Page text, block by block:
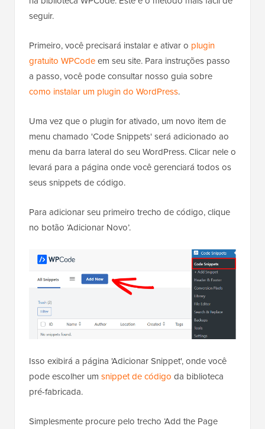
seguir.
Primeiro, você precisará instalar e ativar o plugin
gratuito WPCodeem seu site. Para instruções passo
a passo, você pode consultar nosso guia sobre
como instalar um plugin do WordPress.
Uma vez que o plugin for ativado, um novo item de
menu chamado 'Code Snippets' será adicionado ao
menu da barra lateral do seu WordPress. Clicar nele o
levará para a página onde você gerenciará todos os
seus snippets de código.
Para adicionar seu primeiro trecho de código, clique
no botão ‘Adicionar Novo’.
Isso exibirá a página 'Adicionar Snippet', onde você
pode escolher um snippet de código da biblioteca
pré-fabricada.
Simplesmente procure pelo trecho ‘Add the Page